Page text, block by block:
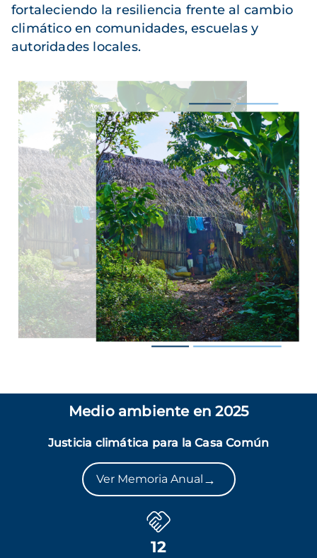
fortaleciendo la resiliencia frente al cambio
climático en comunidades, escuelas y
autoridades locales.
Medio ambiente en 2025
Justicia climática para la Casa Común
Ver Memoria Anual →
12